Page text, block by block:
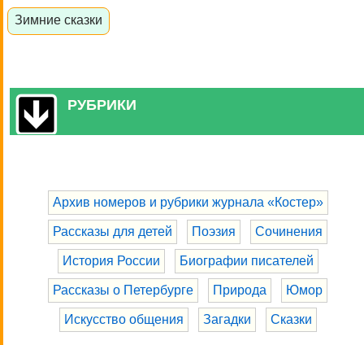
Зимние сказки
РУБРИКИ
Архив номеров и рубрики журнала «Костер»
Рассказы для детей Поэзия Сочинения
История России Биографии писателей
Рассказы о Петербурге Природа Юмор
Искусство общения Загадки Сказки